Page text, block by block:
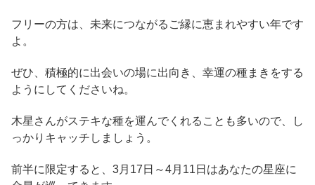
フリーの方は、未来につながるご縁に恵まれやすい年です
よ。
ぜひ、積極的に出会いの場に出向き、幸運の種まきをする
ようにしてくださいね。
木星さんがステキな種を運んでくれることも多いので、し
っかりキャッチしましょう。
前半に限定すると、3月17日～4月11日はあなたの星座に